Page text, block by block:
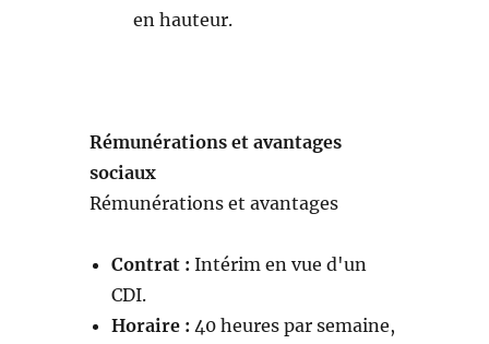
en hauteur.
Rémunérations et avantages
sociaux
Rémunérations et avantages
Contrat : Intérim en vue d'un
CDI.
Horaire : 40 heures par semaine,